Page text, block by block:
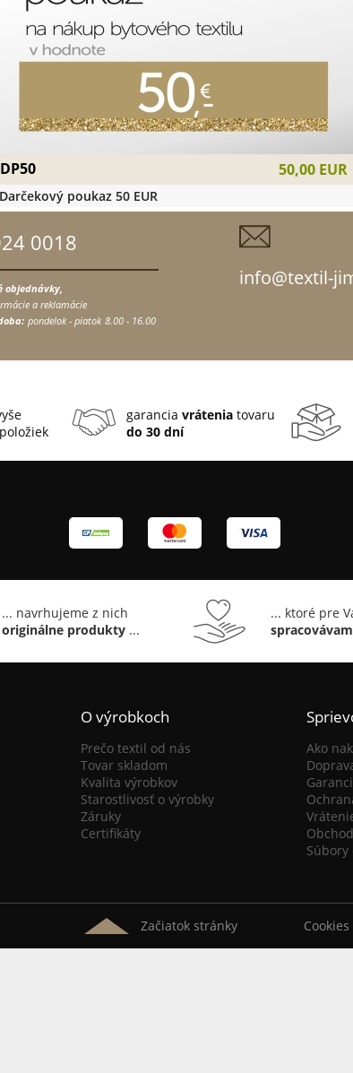
DP50 50,00 EUR
Darčekový poukaz 50 EUR
0018
objednávky,
a reklamácie
pondelok - piatok 8.00 - 16.00
info@textil-
garanciavrátenia tovaru
do 30 dní
O výrobkoch
Prečo textil od nás
Tovar skladom
Kvalita výrobkov
Starostlivosť o výrobky
Záruky
Certifikáty
Ako
Súbory
Začiatok stránky Cookies
... navrhujeme z nich
originálne produkty...
... ktoré pre